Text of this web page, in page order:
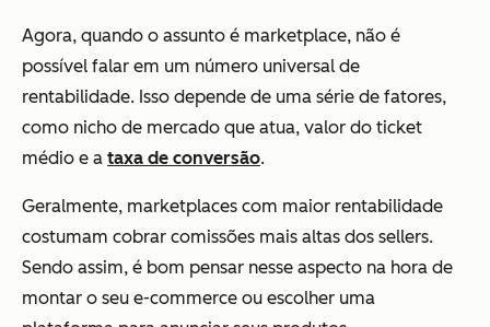
Agora, quando o assunto é marketplace, não é
possível falar em um número universal de
rentabilidade. Isso depende de uma série de fatores,
como nicho de mercado que atua, valor do ticket
médio e a taxa de conversão.
Geralmente, marketplaces com maior rentabilidade
costumam cobrar comissões mais altas dos sellers.
Sendo assim, é bom pensar nesse aspecto na hora de
montar o seu e-commerce ou escolher uma